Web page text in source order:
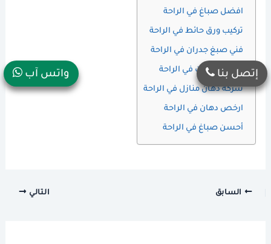
افضل صباغ في الراحة
تركيب ورق حائط في الراحة
فني صبغ جدران في الراحة
معلم دهانات في الراحة
شركة دهان منازل في الراحة
ارخص دهان في الراحة
أحسن صباغ في الراحة
السابق التالي
واتس آب إتصل بنا